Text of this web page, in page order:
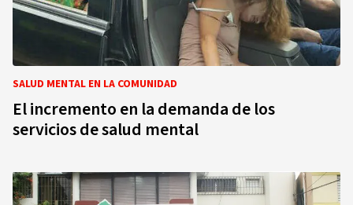
SALUD MENTAL EN LA COMUNIDAD
El incremento en la demanda de los
servicios de salud mental